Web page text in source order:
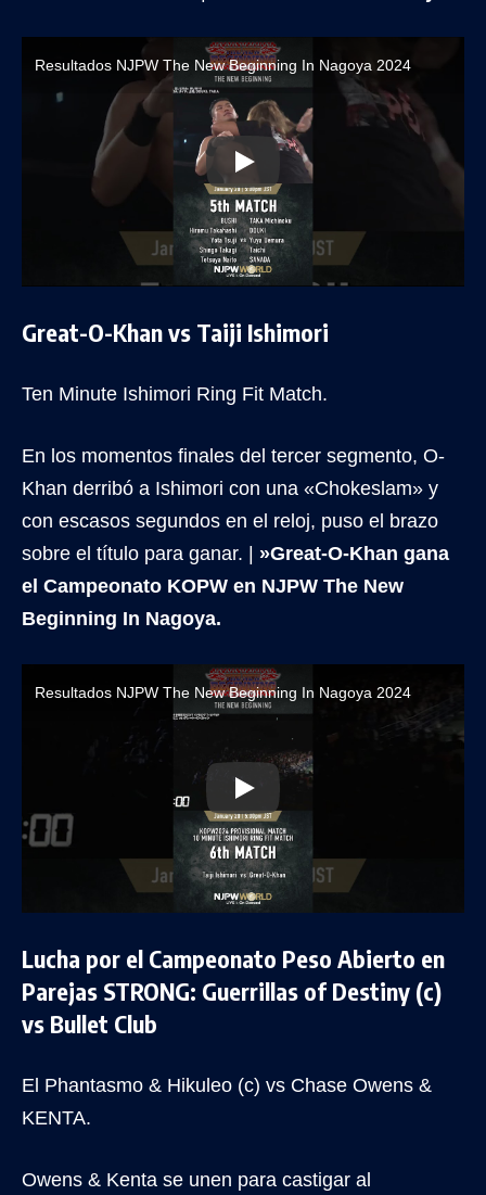
Resultados NJPW The New Beginning In Nagoya 2024
Great-O-Khan vs Taiji Ishimori
Ten Minute Ishimori Ring Fit Match.
En los momentos finales del tercer segmento, O-
Khan derribó a Ishimori con una «Chokeslam» y
con escasos segundos en el reloj, puso el brazo
sobre el título para ganar. | »Great-O-Khan gana
el Campeonato KOPW en NJPW The New
Beginning In Nagoya.
Resultados NJPW The New Beginning In Nagoya 2024
Lucha por el Campeonato Peso Abierto en
Parejas STRONG: Guerrillas of Destiny (c)
vs Bullet Club
El Phantasmo & Hikuleo (c) vs Chase Owens &
KENTA.
Owens & Kenta se unen para castigar al